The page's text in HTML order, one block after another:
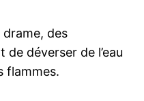
drame, des
déverser de l’eau
flammes.